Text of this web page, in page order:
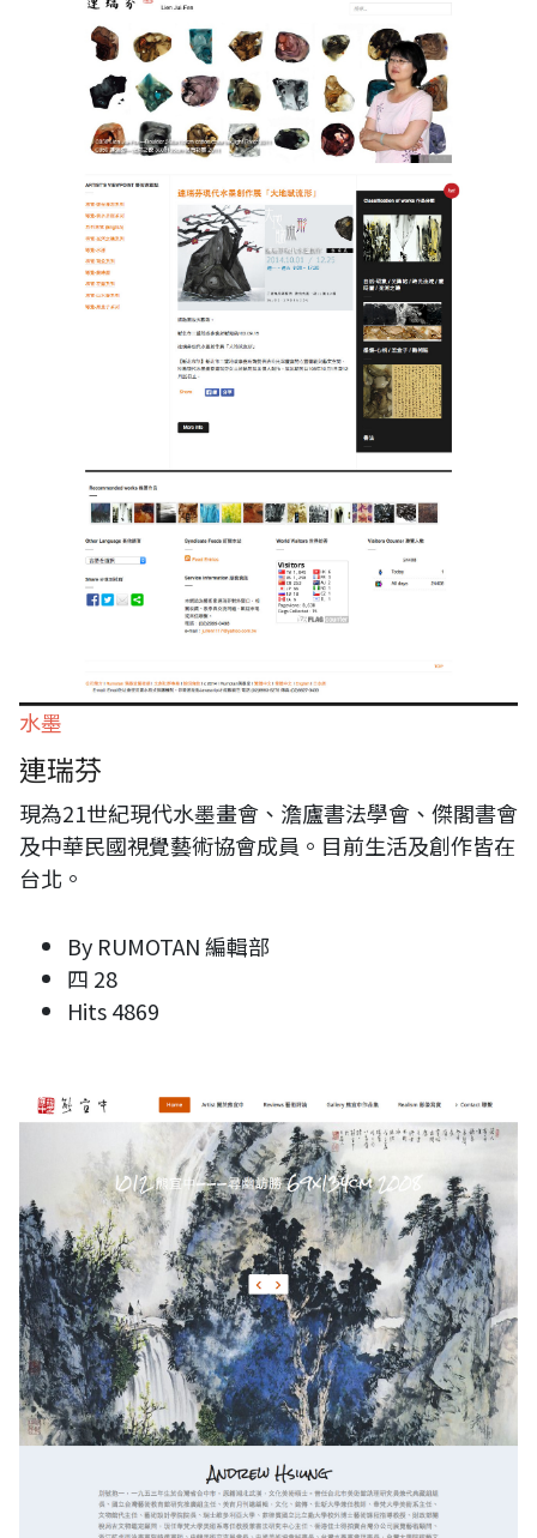
水墨
連瑞芬
現為21世紀現代水墨畫會、澹廬書法學會、傑閣書會
及中華民國視覺藝術協會成員。目前生活及創作皆在
台北。
By RUMOTAN 編輯部
四 28
Hits4869